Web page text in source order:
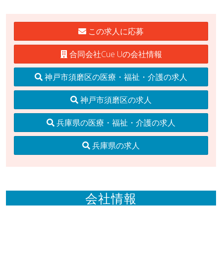
この求人に応募
合同会社Cue Uの会社情報
神戸市須磨区の医療・福祉・介護の求人
神戸市須磨区の求人
兵庫県の医療・福祉・介護の求人
兵庫県の求人
会社情報